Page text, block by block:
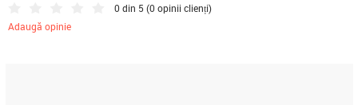
0 din 5 (0 opinii clienți)
Adaugă opinie